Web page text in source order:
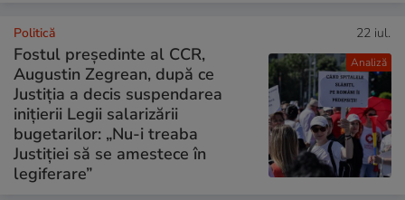
Analiză
Politică 22 iul.
Fostul președinte al CCR,
Augustin Zegrean, după ce
Justiția a decis suspendarea
inițierii Legii salarizării
bugetarilor: „Nu-i treaba
Justiției să se amestece în
legiferare”